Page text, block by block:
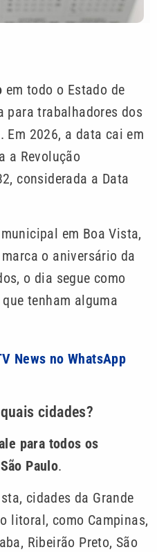
em todo o Estado de
para trabalhadores dos
2026, a data cai em
a Revolução
considerada a Data
em Boa Vista,
o aniversário da
o dia segue como
tenham alguma
News no WhatsApp
cidades?
para todos os
Paulo.
cidades da Grande
litoral, como Campinas,
Ribeirão Preto, São